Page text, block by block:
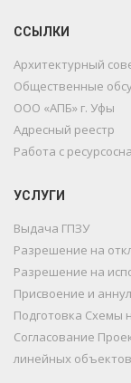
ССЫЛКИ
Архитектурный
Общественные
ООО «АПБ» г. Уфы
Адресный реестр
Работа с
УСЛУГИ
Выдача ГПЗУ
Разрешение на
Разрешение на
Присвоение и
Подготовка Схемы
Согласование
линейных объектов